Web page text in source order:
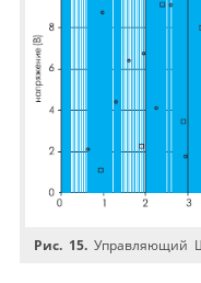
Рис. 15. Управляющий